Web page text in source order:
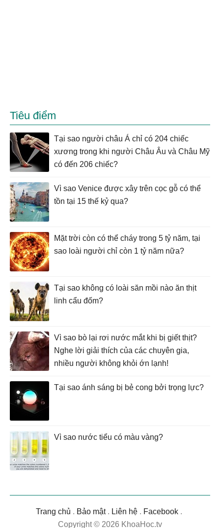
Tiêu điểm
Tại sao người châu Á chỉ có 204 chiếc
xương trong khi người Châu Âu và Châu Mỹ
có đến 206 chiếc?
Vì sao Venice được xây trên cọc gỗ có thể
tồn tại 15 thế kỷ qua?
Mặt trời còn có thể cháy trong 5 tỷ năm, tại
sao loài người chỉ còn 1 tỷ năm nữa?
Tại sao không có loài săn mồi nào ăn thịt
linh cẩu đốm?
Vì sao bò lại rơi nước mắt khi bị giết thịt?
Nghe lời giải thích của các chuyên gia,
nhiều người không khỏi ớn lạnh!
Tại sao ánh sáng bị bẻ cong bởi trọng lực?
Vì sao nước tiểu có màu vàng?
Trang chủ . Bảo mật. Liên hệ . Facebook .
Copyright © 2026 KhoaHoc.tv